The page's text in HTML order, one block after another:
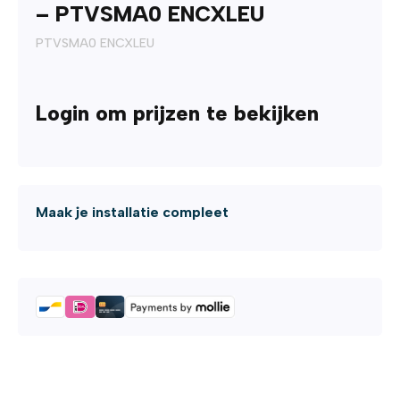
– PTVSMA0 ENCXLEU
PTVSMA0 ENCXLEU
Login om prijzen te bekijken
Maak je installatie compleet